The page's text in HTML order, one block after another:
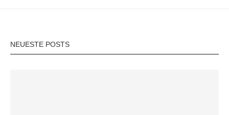
NEUESTE POSTS